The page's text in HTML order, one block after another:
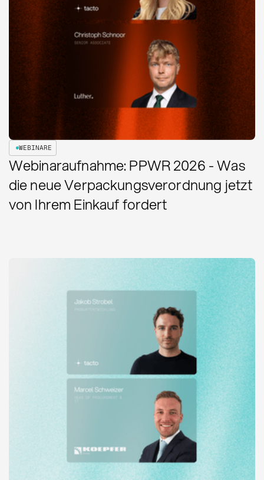
WEBINARE
Webinaraufnahme: PPWR 2026 - Was
die neue Verpackungsverordnung jetzt
von Ihrem Einkauf fordert